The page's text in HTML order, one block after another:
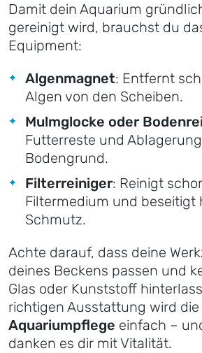
Damit dein Aquarium
gereinigt wird, brauchst du
Equipment:
Algenmagnet: Entfernt
Algen von den Scheiben.
Mulmglocke oder
Futterreste und
Bodengrund.
Filterreiniger: Reinigt
Filtermedium und beseitigt
Schmutz.
Achte darauf, dass deine
deines Beckens passen und
Glas oder Kunststoff
richtigen Ausstattung wird die
Aquariumpflege einfach –
danken es dir mit Vitalität.